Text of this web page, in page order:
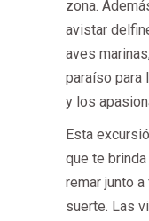
zona.
avistar
aves
paraíso para
y los
Esta
que te
remar junto
suerte. Las